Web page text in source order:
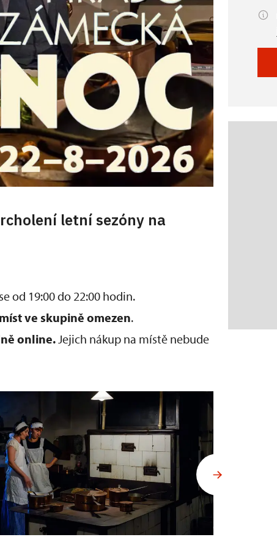
letní sezóny na
od 19:00 do 22:00 hodin.
ve skupině omezen.
online.Jejich nákup na místě nebude